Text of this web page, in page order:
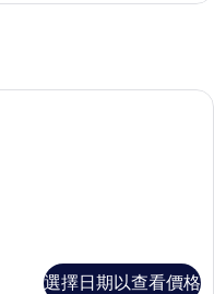
選擇日期以查看價格